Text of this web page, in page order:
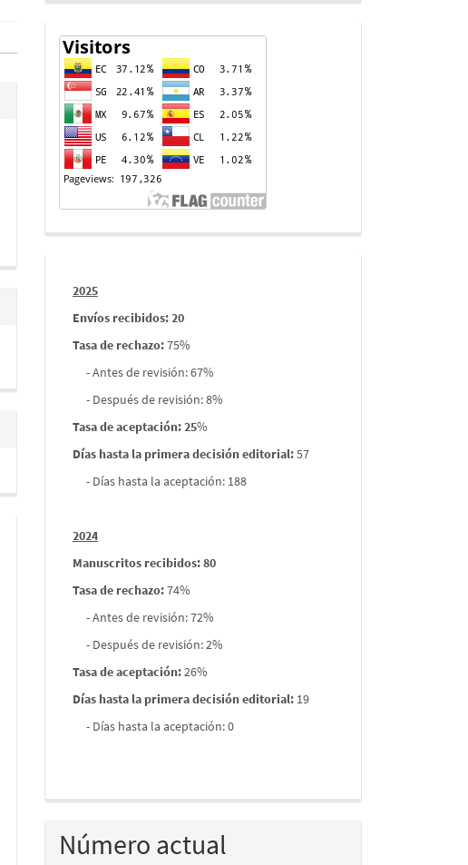
Contador
de
visitas
Informes
envios
2025
Envíos recibidos: 20
Tasa de rechazo:75%
- Antes de revisión: 67%
- Después de revisión: 8%
Tasa de aceptación: 25%
Días hasta la primera decisión editorial:57
- Días hasta la aceptación: 188
2024
Manuscritos recibidos: 80
Tasa de rechazo:74%
- Antes de revisión: 72%
- Después de revisión: 2%
Tasa de aceptación:26%
Días hasta la primera decisión editorial: 19
- Días hasta la aceptación: 0
Número actual